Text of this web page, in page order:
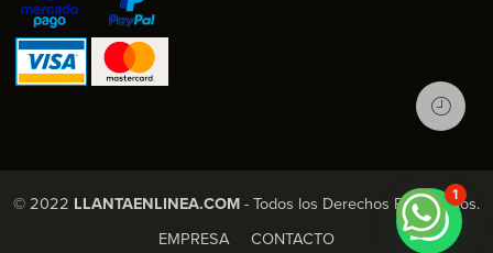
© 2022 LLANTAENLINEA.COM - Todos los Derechos Reservados.
EMPRESA
CONTACTO
1